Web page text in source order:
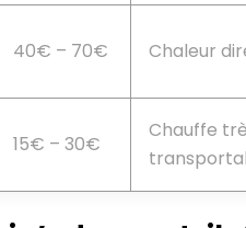
40€ – 70€ Chaleur
15€ – 30€
Chauffe